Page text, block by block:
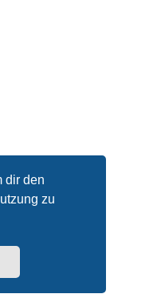
dir den
zu